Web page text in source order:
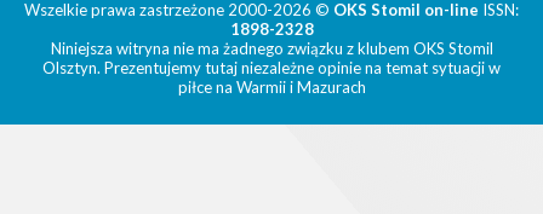
Wszelkie prawa zastrzeżone 2000-2026 © OKS Stomil on-line ISSN:
1898-2328
Niniejsza witryna nie ma żadnego związku z klubem OKS Stomil
Olsztyn. Prezentujemy tutaj niezależne opinie na temat sytuacji w
piłce na Warmii i Mazurach